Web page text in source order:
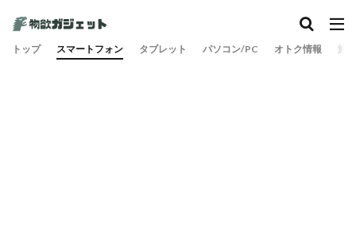
トップ スマートフォン タブレット パソコン/PC オトク情報 旅
カテゴリー